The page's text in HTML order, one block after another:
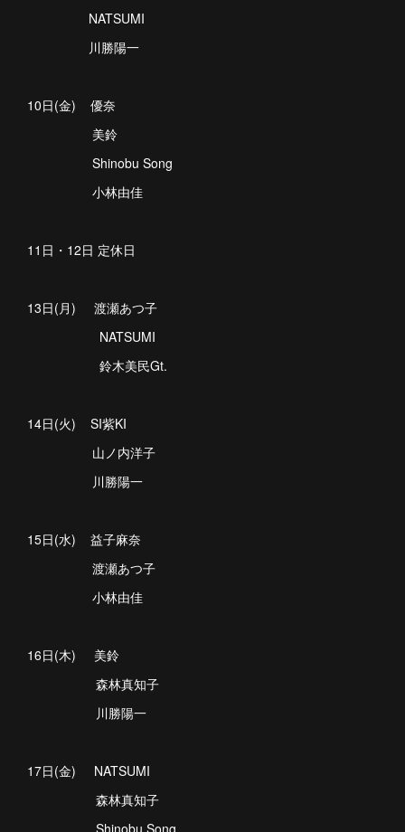
NATSUMI
川勝陽一
10日(金) 優奈
美鈴
Shinobu Song
小林由佳
11日・12日 定休日
13日(月) 渡瀬あつ子
NATSUMI
鈴木美民Gt.
14日(火) SI紫KI
山ノ内洋子
川勝陽一
15日(水) 益子麻奈
渡瀬あつ子
小林由佳
16日(木) 美鈴
森林真知子
川勝陽一
17日(金) NATSUMI
森林真知子
Shinobu Song